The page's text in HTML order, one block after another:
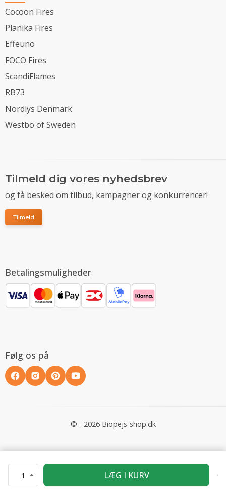
1 LÆG I KURV
Cocoon Fires
Planika Fires
Effeuno
FOCO Fires
ScandiFlames
RB73
Nordlys Denmark
Westbo of Sweden
Tilmeld dig vores nyhedsbrev
og få besked om tilbud, kampagner og konkurrencer!
Tilmeld
Betalingsmuligheder
Følg os på
© - 2026 Biopejs-shop.dk